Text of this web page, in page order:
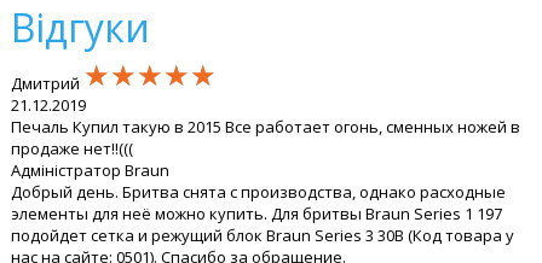
Відгуки
Дмитрий ★★★★★
★★★★★
★★★★★
21.12.2019
Печаль Купил такую в 2015 Все работает огонь, сменных ножей в
продаже нет!!(((
Адміністратор Braun
Добрый день. Бритва снята с производства, однако расходные
элементы для неё можно купить. Для бритвы Braun Series 1 197
подойдет сетка и режущий блок Braun Series 3 30B (Код товара у
нас на сайте: 0501). Спасибо за обращение.